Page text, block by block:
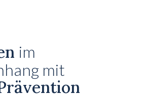
im
mit